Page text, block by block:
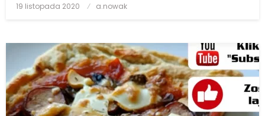
Posted
19 listopada 2020 a.nowak